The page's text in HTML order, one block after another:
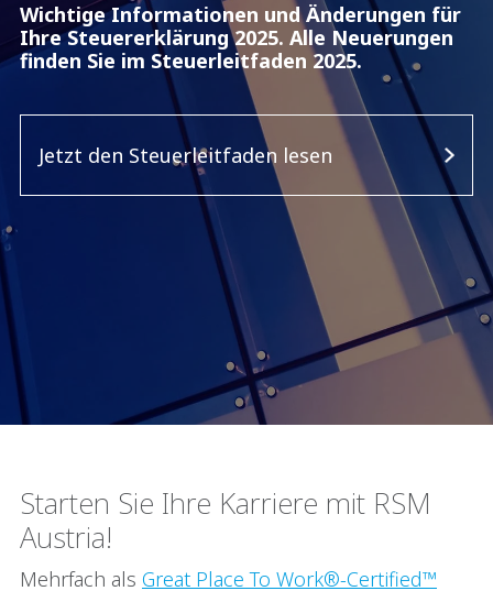
Wichtige Informationen und Änderungen für
Ihre Steuererklärung 2025. Alle Neuerungen
finden Sie im Steuerleitfaden 2025.
Jetzt den Steuerleitfaden lesen
Starten Sie Ihre Karriere mit RSM
Austria!
Mehrfach als Great Place To Work®-Certified™